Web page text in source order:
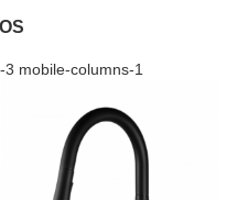
mobile-columns-1